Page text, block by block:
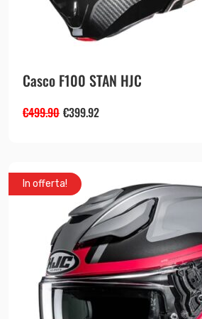
Casco F100 STAN HJC
€499.90 €399.92
In offerta!